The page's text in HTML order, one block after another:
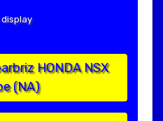
HONDA NSX
(NA)